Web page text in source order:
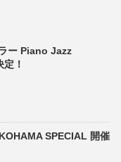
ー Piano Jazz
！
SPECIAL 開催